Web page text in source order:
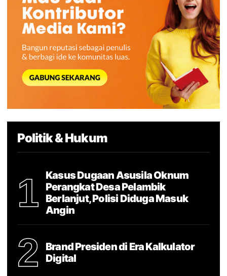
Politik & Hukum
1
Kasus Dugaan Asusila Oknum
Perangkat Desa Pelambik
Berlanjut, Polisi Diduga Masuk
Angin
2
Brand Presiden di Era Kalkulator
Digital